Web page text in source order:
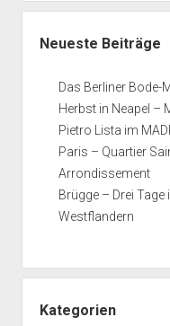
Neueste Beiträge
Das Berliner Bode-
Herbst in Neapel –
Pietro Lista im
Paris – Quartier
Arrondissement
Brügge – Drei
Westflandern
Kategorien